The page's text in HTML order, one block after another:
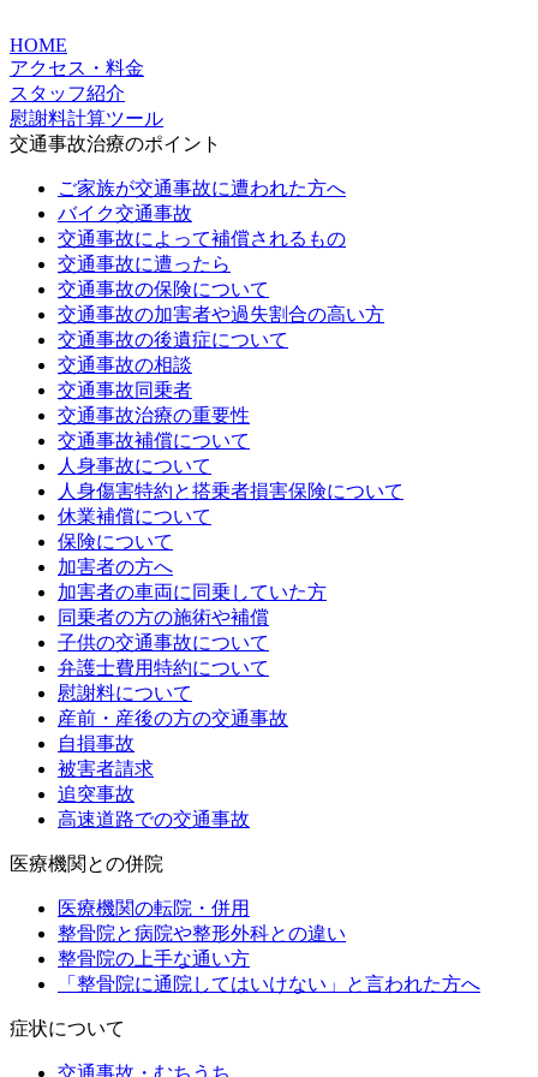
HOME
アクセス・料金
スタッフ紹介
慰謝料計算ツール
交通事故治療のポイント
ご家族が交通事故に遭われた方へ
バイク交通事故
交通事故によって補償されるもの
交通事故に遭ったら
交通事故の保険について
交通事故の加害者や過失割合の高い方
交通事故の後遺症について
交通事故の相談
交通事故同乗者
交通事故治療の重要性
交通事故補償について
人身事故について
人身傷害特約と搭乗者損害保険について
休業補償について
保険について
加害者の方へ
加害者の車両に同乗していた方
同乗者の方の施術や補償
子供の交通事故について
弁護士費用特約について
慰謝料について
産前・産後の方の交通事故
自損事故
被害者請求
追突事故
高速道路での交通事故
医療機関との併院
医療機関の転院・併用
整骨院と病院や整形外科との違い
整骨院の上手な通い方
「整骨院に通院してはいけない」と言われた方へ
症状について
交通事故・むちうち